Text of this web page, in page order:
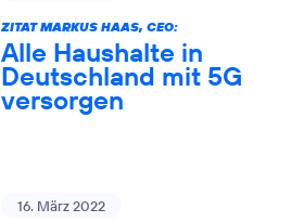
ZITAT MARKUS HAAS, CEO:
Alle Haushalte in
Deutschland mit 5G
versorgen
16. März 2022